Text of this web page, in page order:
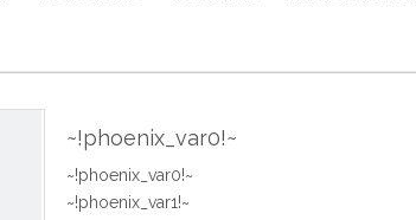
~!phoenix_var0!~
~!phoenix_var0!~
~!phoenix_var1!~